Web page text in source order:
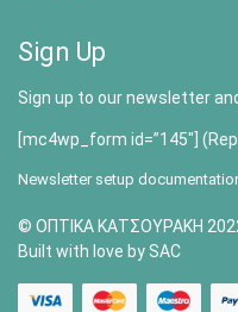
Sign Up
Sign up to our newsletter
[mc4wp_form id=”145″]
Newsletter setup
© ΟΠΤΙΚΑ ΚΑΤΣΟΥΡΑΚΗ
Built with love by SAC